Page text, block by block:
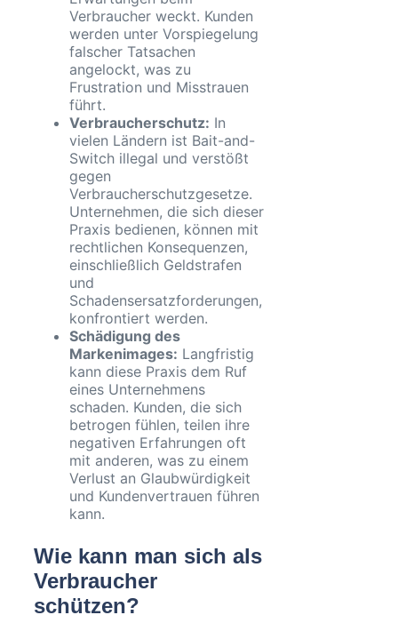
Verbraucher weckt. Kunden
werden unter Vorspiegelung
falscher Tatsachen
angelockt, was zu
Frustration und Misstrauen
führt.
Verbraucherschutz: In
vielen Ländern ist Bait-and-
Switch illegal und verstößt
gegen
Verbraucherschutzgesetze.
Unternehmen, die sich dieser
Praxis bedienen, können mit
rechtlichen Konsequenzen,
einschließlich Geldstrafen
und
Schadensersatzforderungen,
konfrontiert werden.
Schädigung des
Markenimages: Langfristig
kann diese Praxis dem Ruf
eines Unternehmens
schaden. Kunden, die sich
betrogen fühlen, teilen ihre
negativen Erfahrungen oft
mit anderen, was zu einem
Verlust an Glaubwürdigkeit
und Kundenvertrauen führen
kann.
Wie kann man sich als
Verbraucher
schützen?